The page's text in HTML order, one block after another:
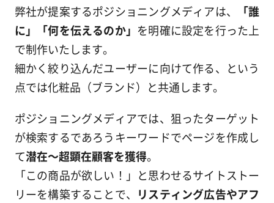
弊社が提案するポジショニングメディアは、
「誰
に」「何を伝えるのか」 を明確に設定を行った上
で制作いたします。
細かく絞り込んだユーザーに向けて作る、という
点では化粧品（ブランド）と共通します。
ポジショニングメディアでは、狙ったターゲット
が検索するであろうキーワードでページを作成し
て潜在～超顕在顧客を獲得。
「この商品が欲しい！」と思わせるサイトストー
リーを構築することで、 リスティング広告やアフ